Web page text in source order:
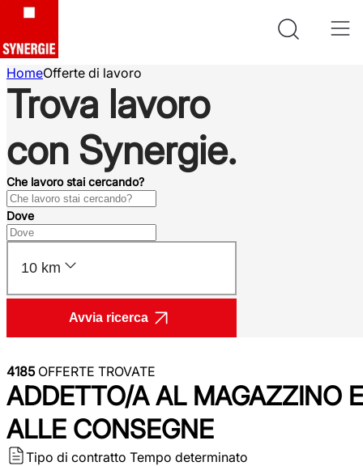
HomeOfferte di lavoro
Trova lavoro
con Synergie.
Che lavoro stai cercando?
Dove
10 km
Avvia ricerca
4185OFFERTE TROVATE
ADDETTO/A AL MAGAZZINO E
ALLE CONSEGNE
Tipo di contratto Tempo determinato